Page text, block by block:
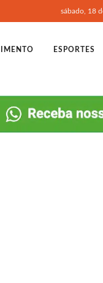
sábado, 18
ESPORTES